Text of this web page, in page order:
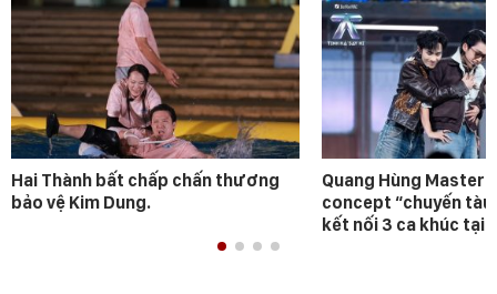
Hai Thành bất chấp chấn thương
bảo vệ Kim Dung.
Quang Hùng
concept “chuyến tàu
kết nối 3 ca khúc tại